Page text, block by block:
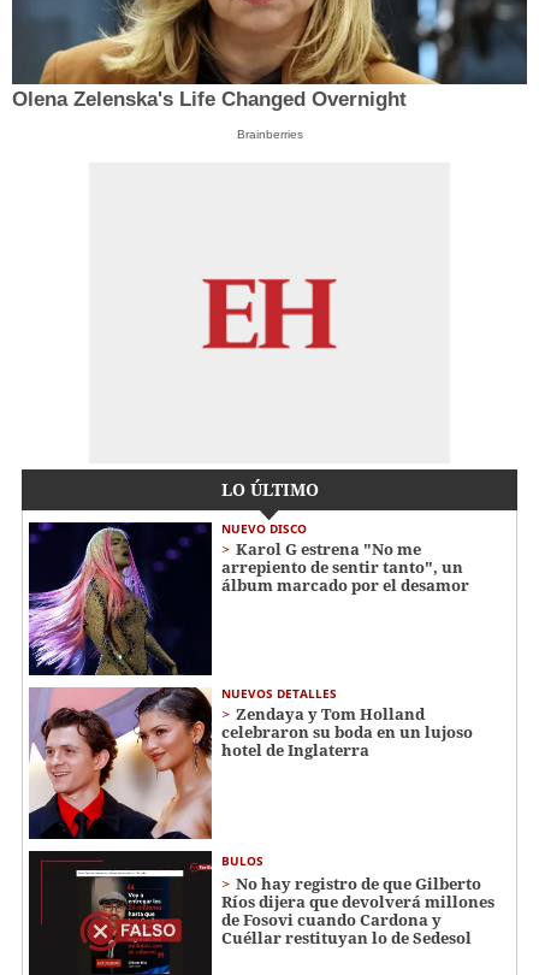
Olena Zelenska's Life Changed Overnight
Brainberries
LO ÚLTIMO
NUEVO DISCO
Karol G estrena "No me
arrepiento de sentir tanto", un
álbum marcado por el desamor
NUEVOS DETALLES
Zendaya y Tom Holland
celebraron su boda en un lujoso
hotel de Inglaterra
BULOS
No hay registro de que Gilberto
Ríos dijera que devolverá millones
de Fosovi cuando Cardona y
Cuéllar restituyan lo de Sedesol